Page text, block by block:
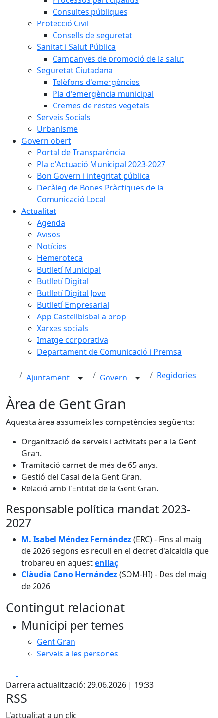
Consultes públiques
Protecció Civil
Consells de seguretat
Sanitat i Salut Pública
Campanyes de promoció de la salut
Seguretat Ciutadana
Telèfons d'emergències
Pla d'emergència municipal
Cremes de restes vegetals
Serveis Socials
Urbanisme
Govern obert
Portal de Transparència
Pla d'Actuació Municipal 2023-2027
Bon Govern i integritat pública
Decàleg de Bones Pràctiques de la
Comunicació Local
Actualitat
Agenda
Avisos
Notícies
Hemeroteca
Butlletí Municipal
Butlletí Digital
Butlletí Digital Jove
Butlletí Empresarial
App Castellbisbal a prop
Xarxes socials
Imatge corporativa
Departament de Comunicació i Premsa
Ajuntament Govern Regidories
Àrea de Gent Gran
Aquesta àrea assumeix les competències següents:
Organització de serveis i activitats per a la Gent
Gran.
Tramitació carnet de més de 65 anys.
Gestió del Casal de la Gent Gran.
Relació amb l'Entitat de la Gent Gran.
Responsable política mandat 2023-
2027
M. Isabel Méndez Fernández(ERC) - Fins al maig
de 2026 segons es recull en el decret d'alcaldia que
trobareu en aquestenllaç
Clàudia Cano Hernández(SOM-HI) - Des del maig
de 2026
Contingut relacionat
Municipi per temes
Gent Gran
Serveis a les persones
Darrera actualització: 29.06.2026 | 19:33
RSS
L'actualitat a un clic